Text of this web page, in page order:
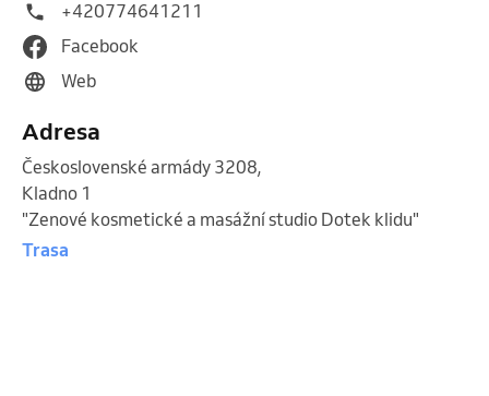
+420774641211
Facebook
Web
Adresa
Československé armády 3208,
Kladno 1
"Zenové kosmetické a masážní studio Dotek klidu"
Trasa